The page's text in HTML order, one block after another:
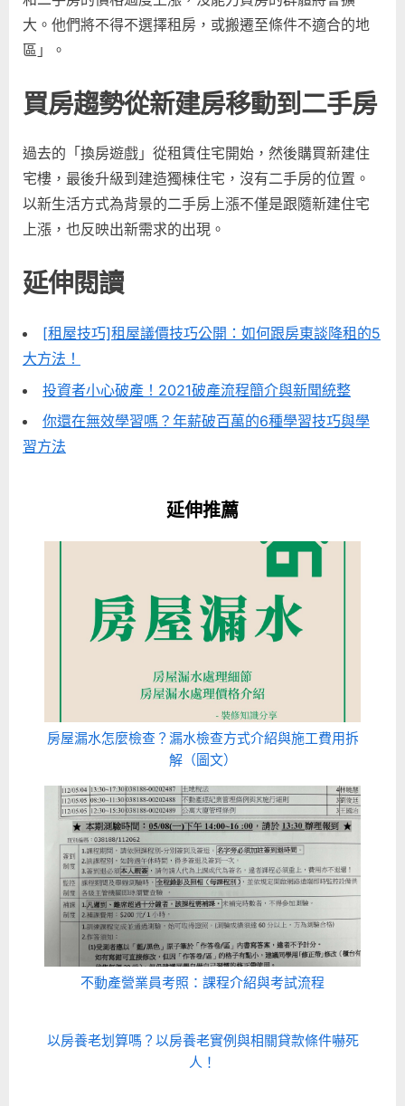
大。他們將不得不選擇租房，或搬遷至條件不適合的地
區」。
買房趨勢從新建房移動到二手房
過去的「換房遊戲」從租賃住宅開始，然後購買新建住
宅樓，最後升級到建造獨棟住宅，沒有二手房的位置。
以新生活方式為背景的二手房上漲不僅是跟隨新建住宅
上漲，也反映出新需求的出現。
延伸閱讀
[租屋技巧]租屋議價技巧公開：如何跟房東談降租的5
大方法！
投資者小心破產！2021破產流程簡介與新聞統整
你還在無效學習嗎？年薪破百萬的6種學習技巧與學
習方法
延伸推薦
房屋漏水怎麼檢查？漏水檢查方式介紹與施工費用拆
解（圖文）
不動產營業員考照：課程介紹與考試流程
以房養老划算嗎？以房養老實例與相關貸款條件嚇死
人！